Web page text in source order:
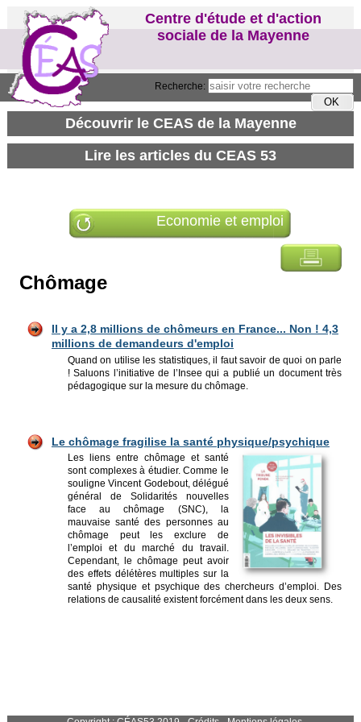
Recherche:
Centre d'étude et d'action
sociale de la Mayenne
Economie et emploi
Chômage
Il y a 2,8 millions de chômeurs en France... Non ! 4,3
millions de demandeurs d'emploi
Quand on utilise les statistiques, il faut savoir de quoi on parle
! Saluons l’initiative de l’Insee qui a publié un document très
pédagogique sur la mesure du chômage.
Le chômage fragilise la santé physique/psychique
Les liens entre chômage et santé
sont complexes à étudier. Comme le
souligne Vincent Godebout, délégué
général de Solidarités nouvelles
face au chômage (SNC), la
mauvaise santé des personnes au
chômage peut les exclure de
l’emploi et du marché du travail.
Cependant, le chômage peut avoir
des effets délétères multiples sur la
santé physique et psychique des chercheurs d’emploi. Des
relations de causalité existent forcément dans les deux sens.